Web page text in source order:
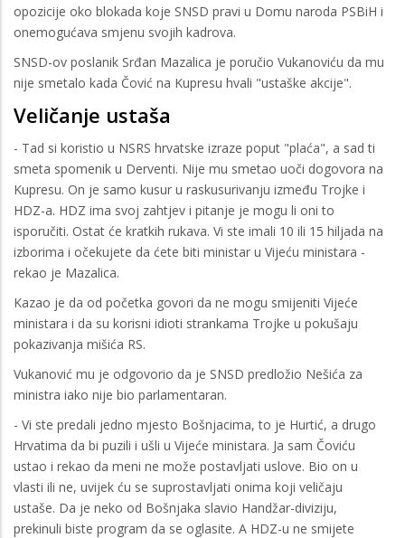
opozicije oko blokada koje SNSD pravi u Domu naroda PSBiH i
onemogućava smjenu svojih kadrova.
SNSD-ov poslanik Srđan Mazalica je poručio Vukanoviću da mu
nije smetalo kada Čović na Kupresu hvali "ustaške akcije".
Veličanje ustaša
- Tad si koristio u NSRS hrvatske izraze poput "plaća", a sad ti
smeta spomenik u Derventi. Nije mu smetao uoči dogovora na
Kupresu. On je samo kusur u raskusurivanju između Trojke i
HDZ-a. HDZ ima svoj zahtjev i pitanje je mogu li oni to
isporučiti. Ostat će kratkih rukava. Vi ste imali 10 ili 15 hiljada na
izborima i očekujete da ćete biti ministar u Vijeću ministara -
rekao je Mazalica.
Kazao je da od početka govori da ne mogu smijeniti Vijeće
ministara i da su korisni idioti strankama Trojke u pokušaju
pokazivanja mišića RS.
Vukanović mu je odgovorio da je SNSD predložio Nešića za
ministra iako nije bio parlamentaran.
- Vi ste predali jedno mjesto Bošnjacima, to je Hurtić, a drugo
Hrvatima da bi puzili i ušli u Vijeće ministara. Ja sam Čoviću
ustao i rekao da meni ne može postavljati uslove. Bio on u
vlasti ili ne, uvijek ću se suprostavljati onima koji veličaju
ustaše. Da je neko od Bošnjaka slavio Handžar-diviziju,
prekinuli biste program da se oglasite. A HDZ-u ne smijete